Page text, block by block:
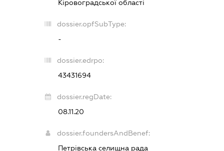
Кіровоградської області
dossier.opfSubType:
-
dossier.edrpo:
43431694
dossier.regDate:
08.11.20
dossier.foundersAndBenef:
Петрівська селищна рада